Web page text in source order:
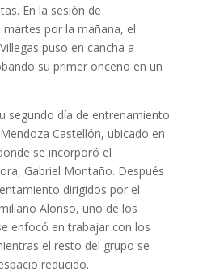
En la sesión de
por la mañana, el
puso en cancha a
su primer onceno en un
segundo día de entrenamiento
Castellón, ubicado en
se incorporó el
Gabriel Montaño. Después
dirigidos por el
Alonso, uno de los
enfocó en trabajar con los
el resto del grupo se
reducido.